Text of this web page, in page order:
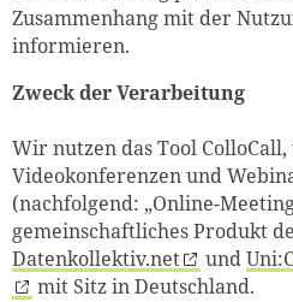
Zusammenhang mit der
informieren.
Zweck der Verarbeitung
Wir nutzen das Tool
Videokonferenzen und
(nachfolgend: „Online-
gemeinschaftliches Produkt
Datenkollektiv.net
und
mit Sitz in Deutschland.